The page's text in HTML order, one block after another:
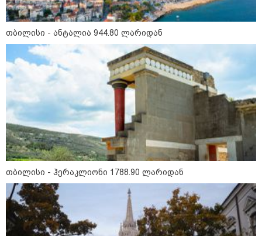
"ამ ვიდეოს ნახვა ჩემთვის იყო
სიკვდილი" - რას ამბობს
დაკარგული 17 წლის ბიჭის დედა
ვიდეოკადრებზე, სადაც შვილის
განწირული ვედრების ხმა
ამოიცნო
პოლიტიკა
თბილისი - ანტალია 944.80 ლარიდან
თბილისი - ჰერაკლიონი 1788.90 ლარიდან